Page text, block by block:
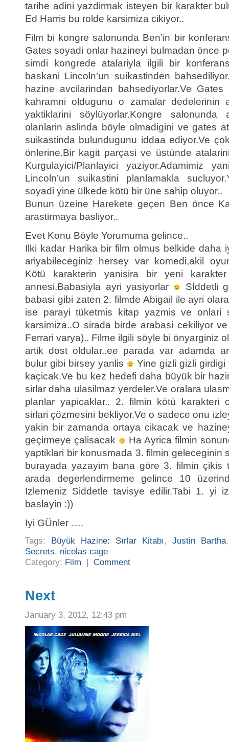
tarihe adini yazdirmak isteyen bir karakter
Ed Harris bu rolde karsimiza cikiyor..
Film bi kongre salonunda Ben’in bir
Gates soyadi onlar hazineyi bulmadan önce
simdi kongrede atalariyla ilgili bir
baskani Lincoln’un suikastinden
hazine avcilarindan bahsediyorlar.Ve
kahramni oldugunu o zamalar dedelerinin
yaktiklarini söylüyorlar.Kongre
olanlarin aslinda böyle olmadigini ve gates
suikastinda bulundugunu iddaa ediyor.Ve
önlerine.Bir kagit parçasi ve üstünde
Kurgulayici/Planlayici yaziyor.Adamimiz
Lincoln’un suikastini planlamakla
soyadi yine ülkede kötü bir üne sahip oluyor..
Bunun üzeine Harekete geçen Ben önce
arastirmaya basliyor..
Evet Konu Böyle Yorumuma gelince..
Ilki kadar Harika bir film olmus belkide daha
ariyabileceginiz hersey var komedi,akil
Kötü karakterin yanisira bir yeni
annesi.Babasiyla ayri yasiyorlar
SIddetli
babasi gibi zaten 2. filmde Abigail ile ayri
ise parayi tüketmis kitap yazmis ve onlari
karsimiza..O sirada birde arabasi cekiliyor
Ferrari varya).. Filme ilgili söyle bi önyarginiz
artik dost oldular..ee parada var adamda
bulur gibi birsey yanlis
Yine gizli gizli
kaçicak.Ve bu kez hedefi daha büyük bir
sirlar daha ulasilmaz yerdeler.Ve oralara
planlar yapicaklar.. 2. filmin kötü karakteri
sirlari çözmesini bekliyor.Ve o sadece onu
yakin bir zamanda ortaya cikacak ve
geçirmeye çalisacak
Ha Ayrica filmin
yaptiklari bir konusmada 3. filmin geleceginin
burayada yazayim bana göre 3. filmin
arada degerlendirmeme gelince 10
Izlemeniz Siddetle tavisye edilir.Tabi 1. yi
baslayin :))
Iyi GÜnler ….
Tags: Büyük Hazine: Sırlar Kitabı, Justin Bartha
Secrets, nicolas cage
Category: Film | Comment
Next
January 3, 2012, 12:43 pm